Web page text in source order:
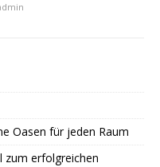
Oasen für jeden Raum
zum erfolgreichen